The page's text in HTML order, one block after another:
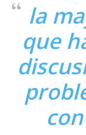
la
que